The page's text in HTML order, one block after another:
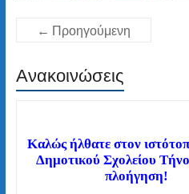
← Προηγούμενη
Ανακοινώσεις
Καλώς ήλθατε στον
Δημοτικού Σχολείου
πλοήγηση!